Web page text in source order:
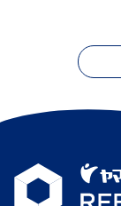
ー
ョ
ン